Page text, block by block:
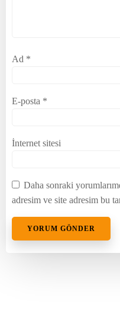
Ad *
E-posta *
İnternet sitesi
Daha sonraki
adresim ve site adresim bu